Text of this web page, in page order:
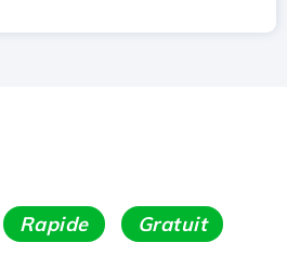
Rapide Gratuit